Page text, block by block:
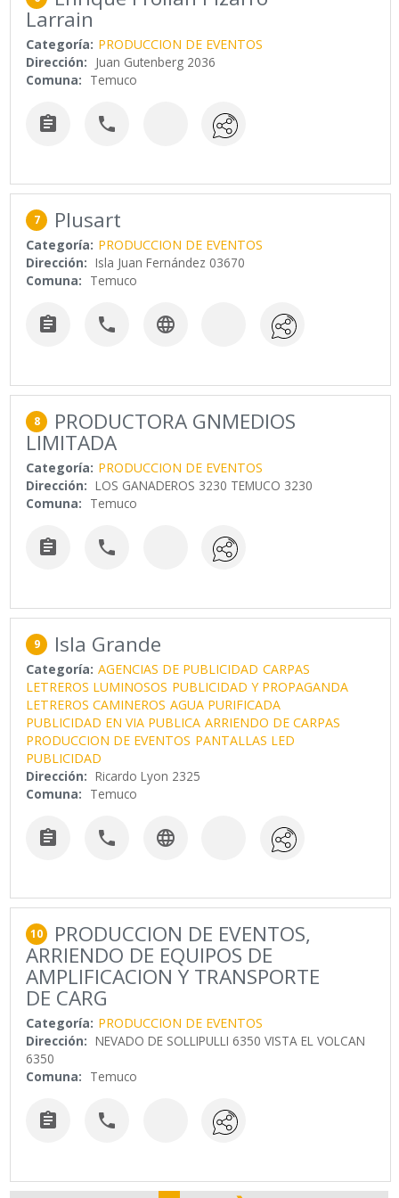
Larrain
Categoría: PRODUCCION DE EVENTOS
Dirección: Juan Gutenberg 2036
Comuna: Temuco
 
7 Plusart
Categoría: PRODUCCION DE EVENTOS
Dirección: Isla Juan Fernández 03670
Comuna: Temuco
  
8 PRODUCTORA GNMEDIOS
LIMITADA
Categoría: PRODUCCION DE EVENTOS
Dirección: LOS GANADEROS 3230 TEMUCO 3230
Comuna: Temuco
 
9 Isla Grande
Categoría: AGENCIAS DE PUBLICIDAD CARPAS
LETREROS LUMINOSOS PUBLICIDAD Y PROPAGANDA
LETREROS CAMINEROS AGUA PURIFICADA
PUBLICIDAD EN VIA PUBLICA ARRIENDO DE CARPAS
PRODUCCION DE EVENTOS PANTALLAS LED
PUBLICIDAD
Dirección: Ricardo Lyon 2325
Comuna: Temuco
  
10 PRODUCCION DE EVENTOS,
ARRIENDO DE EQUIPOS DE
AMPLIFICACION Y TRANSPORTE
DE CARG
Categoría: PRODUCCION DE EVENTOS
Dirección: NEVADO DE SOLLIPULLI 6350 VISTA EL VOLCAN
6350
Comuna: Temuco
 